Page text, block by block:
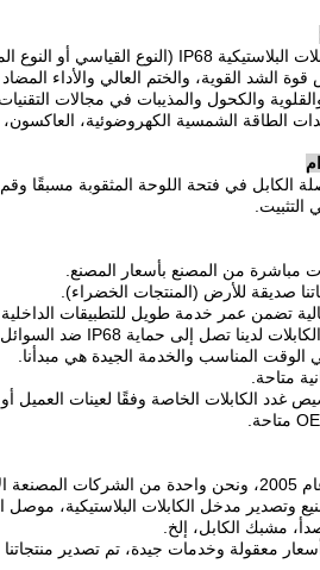
الشد القوية، والختم العالي والأداء المضاد
والكحول والمذيبات في مجالات التقنيات
الطاقة الشمسية الكهروضوئية، العاكسون،
الكابل في فتحة اللوحة المثقوبة مسبقًا
في الصين.
وتصدير مدخل الكابلات البلاستيكية، موصل
مشبك الكابل، إلخ.
وخدمات جيدة، تم تصدير منتجاتنا إلى أكثر من 100 دولة ومنطقة. نرحب بالعملاء من